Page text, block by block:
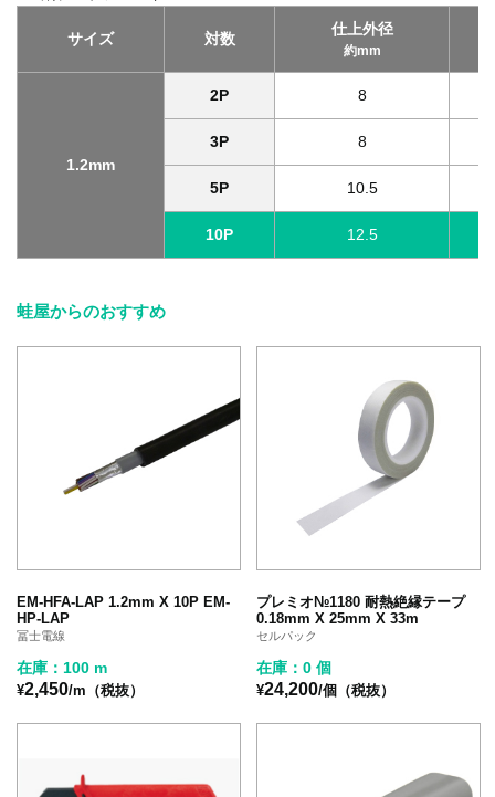
サイズ 対数
仕上外径
約mm
1.2mm
2P 8
3P 8
5P 10.5
10P 12.5
蛙屋からのおすすめ
EM-HFA-LAP 1.2mm X 10P EM-
HP-LAP
冨士電線
在庫：100 m
¥2,450/m（税抜）
プレミオ№1180 耐熱絶縁テープ
0.18mm X 25mm X 33m
セルパック
在庫：0 個
¥24,200/個（税抜）